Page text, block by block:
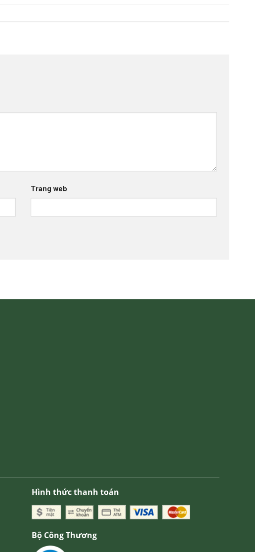
Trang web
Hình thức thanh toán
Bộ Công Thương